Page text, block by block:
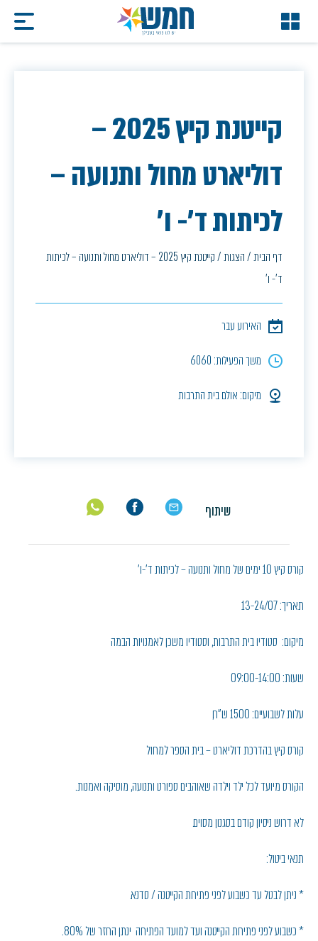
קייטנת קיץ 2025 –
דוליארט מחול ותנועה –
לכיתות ד'- ו'
דף הבית/הצגות/
קייטנת קיץ 2025 – דוליארט מחול ותנועה – לכיתות
ד'- ו'
האירוע עבר
משך הפעילות: 6060
מיקום: אולם בית התרבות
שיתוף
קורס קיץ 10 ימים של מחול ותנועה – לכיתות ד'-ו'
תאריך: 13-24/07
מיקום: סטודיו בית התרבות, וסטודיו משכן לאמנויות הבמה
שעות: 09:00-14:00
עלות לשבועיים: 1500 ש"ח,
קורס קיץ בהדרכת דוליארט – בית הספר למחול
הקורס מיועד לכל ילד וילדה שאוהבים ספורט ותנועה, מוסיקה ואמנות.
לא דרוש ניסיון קודם בסגנון מסוים.
תנאי ביטול:
* ניתן לבטל עד כשבוע לפני פתיחת הקייטנה / סדנא.
* כשבוע לפני פתיחת הקייטנה ועד למועד הפתיחה ינתן החזר של 80%.